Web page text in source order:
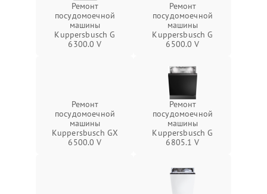
Ремонт
посудомоечной
машины
Kuppersbusch G
6300.0 V
Ремонт
посудомоечной
машины
Kuppersbusch G
6500.0 V
Ремонт
посудомоечной
машины
Kuppersbusch GX
6500.0 V
Ремонт
посудомоечной
машины
Kuppersbusch G
6805.1 V